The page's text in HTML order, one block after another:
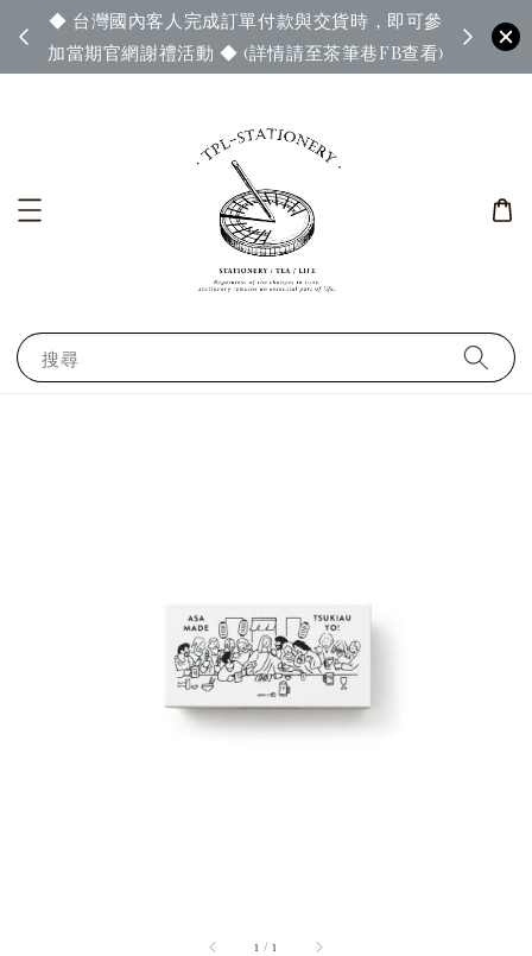
◆ 台灣國內客人完成訂單付款與交貨時，即可參
加當期官網謝禮活動 ◆ (詳情請至茶筆巷FB查看)
◆ 官
搜尋
1 /1